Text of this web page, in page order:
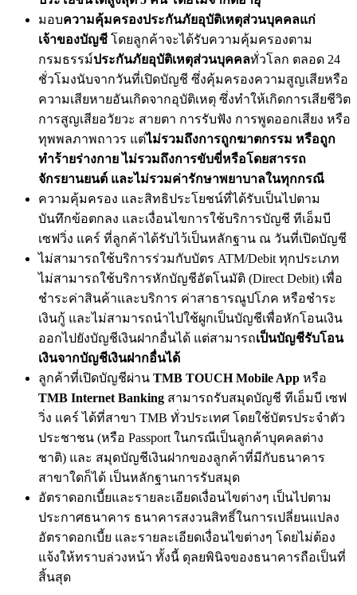
มอบความคุ้มครองประกันภัยอุบัติเหตุส่วนบุคคลแก่
เจ้าของบัญชี โดยลูกค้าจะได้รับความคุ้มครองตาม
กรมธรรม์ประกันภัยอุบัติเหตุส่วนบุคคลทั่วโลก ตลอด 24
ชั่วโมงนับจากวันที่เปิดบัญชี ซึ่งคุ้มครองความสูญเสียหรือ
ความเสียหายอันเกิดจากอุบัติเหตุ ซึ่งทำให้เกิดการเสียชีวิต
การสูญเสียอวัยวะ สายตา การรับฟัง การพูดออกเสียง หรือ
ทุพพลภาพถาวร แต่ไม่รวมถึงการถูกฆาตกรรม หรือถูก
ทำร้ายร่างกาย ไม่รวมถึงการขับขี่หรือโดยสารรถ
จักรยานยนต์ และไม่รวมค่ารักษาพยาบาลในทุกกรณี
ความคุ้มครอง และสิทธิประโยชน์ที่ได้รับเป็นไปตาม
บันทึกข้อตกลง และเงื่อนไขการใช้บริการบัญชี ทีเอ็มบี
เซฟวิ่ง แคร์ ที่ลูกค้าได้รับไว้เป็นหลักฐาน ณ วันที่เปิดบัญชี
ไม่สามารถใช้บริการร่วมกับบัตร ATM/Debit ทุกประเภท
ไม่สามารถใช้บริการหักบัญชีอัตโนมัติ (Direct Debit) เพื่อ
ชำระค่าสินค้าและบริการ ค่าสาธารณูปโภค หรือชำระ
เงินกู้ และไม่สามารถนำไปใช้ผูกเป็นบัญชีเพื่อหักโอนเงิน
ออกไปยังบัญชีเงินฝากอื่นได้ แต่สามารถเป็นบัญชีรับโอน
เงินจากบัญชีเงินฝากอื่นได้
ลูกค้าที่เปิดบัญชีผ่าน TMB TOUCH Mobile App หรือ
TMB Internet Banking สามารถรับสมุดบัญชี ทีเอ็มบี เซฟ
วิ่ง แคร์ ได้ที่สาขา TMB ทั่วประเทศ โดยใช้บัตรประจำตัว
ประชาชน (หรือ Passport ในกรณีเป็นลูกค้าบุคคลต่าง
ชาติ) และ สมุดบัญชีเงินฝากของลูกค้าที่มีกับธนาคาร
สาขาใดก็ได้ เป็นหลักฐานการรับสมุด
อัตราดอกเบี้ยและรายละเอียดเงื่อนไขต่างๆ เป็นไปตาม
ประกาศธนาคาร ธนาคารสงวนสิทธิ์ในการเปลี่ยนแปลง
อัตราดอกเบี้ย และรายละเอียดเงื่อนไขต่างๆ โดยไม่ต้อง
แจ้งให้ทราบล่วงหน้า ทั้งนี้ ดุลยพินิจของธนาคารถือเป็นที่
สิ้นสุด